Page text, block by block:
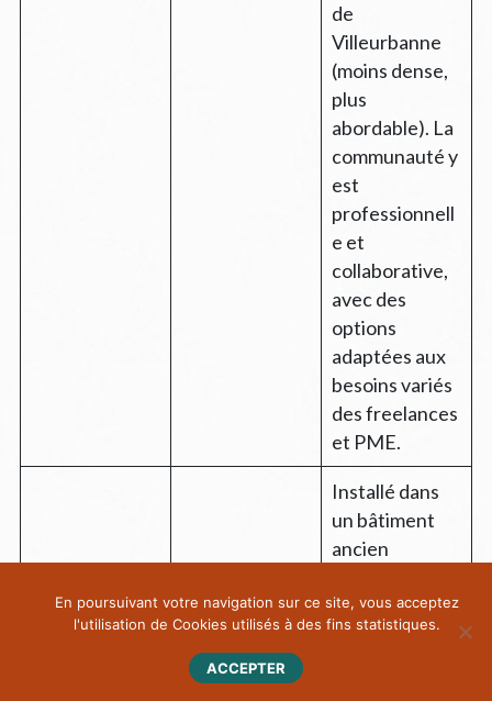
de
Villeurbanne
(moins dense,
plus
abordable). La
communauté y
est
professionnell
e et
collaborative,
avec des
options
adaptées aux
besoins variés
des freelances
et PME.
Installé dans
un bâtiment
ancien
Francis de
Pressensé, cet
En poursuivant votre navigation sur ce site, vous acceptez
l'utilisation de Cookies utilisés à des fins statistiques.
ACCEPTER